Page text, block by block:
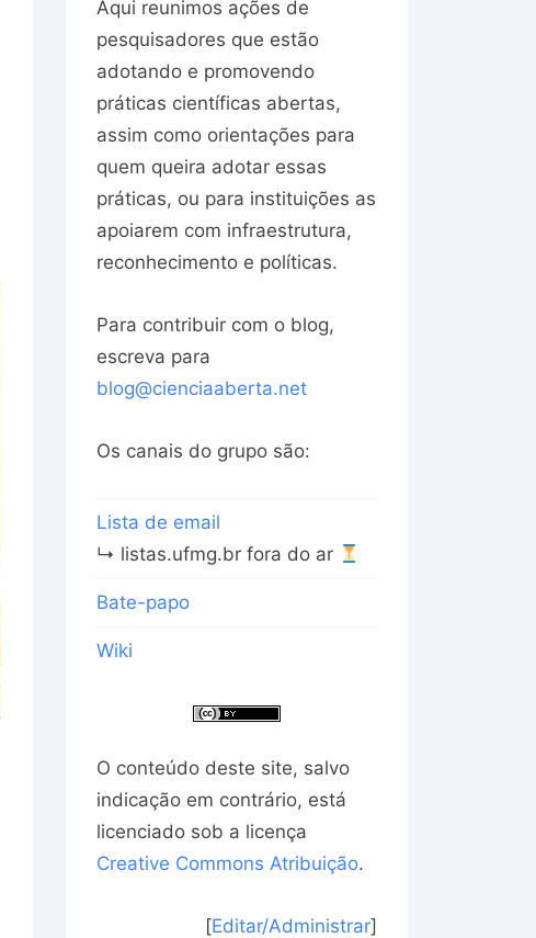
Aqui reunimos ações de
pesquisadores que estão
adotando e promovendo
práticas científicas abertas,
assim como orientações para
quem queira adotar essas
práticas, ou para instituições as
apoiarem com infraestrutura,
reconhecimento e políticas.
Para contribuir com o blog,
escreva para
blog@cienciaaberta.net
Os canais do grupo são:
Lista de email
↳ listas.ufmg.br fora do ar
Bate-papo
Wiki
O conteúdo deste site, salvo
indicação em contrário, está
licenciado sob a licença
Creative Commons Atribuição.
[Editar/Administrar]